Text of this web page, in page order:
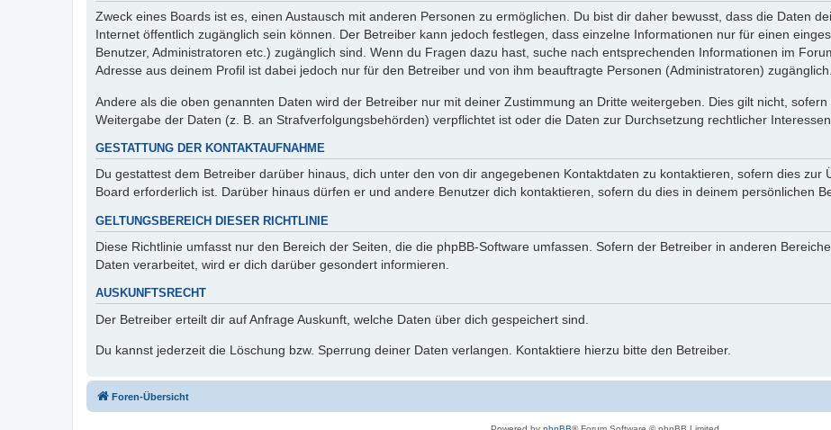
Zweck eines Boards ist es, einen Austausch mit anderen Personen zu ermöglichen. Du bist dir daher bewusst, dass die Daten
Internet öffentlich zugänglich sein können. Der Betreiber kann jedoch festlegen, dass einzelne Informationen nur für einen
Benutzer, Administratoren etc.) zugänglich sind. Wenn du Fragen dazu hast, suche nach entsprechenden Informationen im
Adresse aus deinem Profil ist dabei jedoch nur für den Betreiber und von ihm beauftragte Personen (Administratoren) zugänglich.
Andere als die oben genannten Daten wird der Betreiber nur mit deiner Zustimmung an Dritte weitergeben. Dies gilt nicht,
Weitergabe der Daten (z. B. an Strafverfolgungsbehörden) verpflichtet ist oder die Daten zur Durchsetzung rechtlicher
GESTATTUNG DER KONTAKTAUFNAHME
Du gestattest dem Betreiber darüber hinaus, dich unter den von dir angegebenen Kontaktdaten zu kontaktieren, sofern dies
Board erforderlich ist. Darüber hinaus dürfen er und andere Benutzer dich kontaktieren, sofern du dies in deinem persönlichen
GELTUNGSBEREICH DIESER RICHTLINIE
Diese Richtlinie umfasst nur den Bereich der Seiten, die die phpBB-Software umfassen. Sofern der Betreiber in anderen
Daten verarbeitet, wird er dich darüber gesondert informieren.
AUSKUNFTSRECHT
Der Betreiber erteilt dir auf Anfrage Auskunft, welche Daten über dich gespeichert sind.
Du kannst jederzeit die Löschung bzw. Sperrung deiner Daten verlangen. Kontaktiere hierzu bitte den Betreiber.
Foren-Übersicht